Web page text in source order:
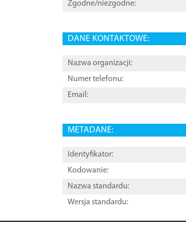
Zgodne/niezgodne:
DANE KONTAKTOWE:
Nazwa organizacji:
Numer telefonu:
Email:
METADANE:
Identyfikator:
Kodowanie:
Nazwa standardu:
Wersja standardu: